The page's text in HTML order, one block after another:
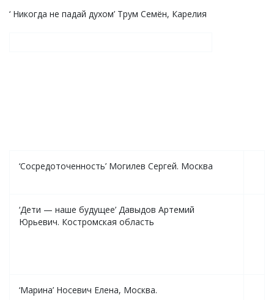
‘ Никогда не падай духом’ Трум Семён, Карелия
‘Сосредоточенность’ Могилев Сергей. Москва
‘Дети — наше будущее’ Давыдов Артемий
Юрьевич. Костромская область
‘Марина’ Носевич Елена, Москва.